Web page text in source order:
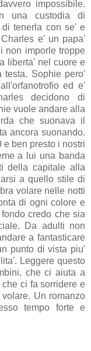
impossibile.
una custodia di
tenerla con se' e
e' un papa'
non imporle troppe
liberta' nel cuore e
testa. Sophie pero'
ed e'
decidono di
vuole andare alla
che suonava il
ancora suonando.
ben presto i nostri
a lui una banda
della capitale alla
a quello stile di
volare nelle notti
di ogni colore e
credo che sia
Da adulti non
a fantasticare
punto di vista piu'
Leggere questo
che ci aiuta a
ci fa sorridere e
Un romanzo
tempo forte e